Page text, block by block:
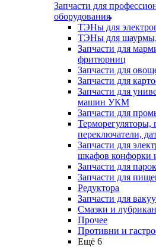
Запчасти для
оборудования
ТЭНы для
ТЭНы для
Запчасти для
фритюрниц
Запчасти для
Запчасти для
Запчасти для
машин УКМ
Запчасти для
Терморегуляторы,
переключатели,
Запчасти для
шкафов
Запчасти для
Запчасти для
Редуктора
Запчасти для
Смазки и
Прочее
Противни и
Ещё 6